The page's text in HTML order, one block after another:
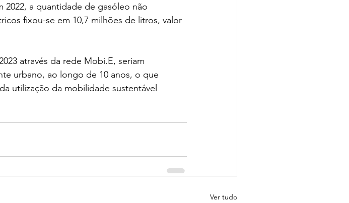
2022, a quantidade de gasóleo não
fixou-se em 10,7 milhões de litros, valor
através da rede Mobi.E, seriam
urbano, ao longo de 10 anos, o que
utilização da mobilidade sustentável
Ver tudo